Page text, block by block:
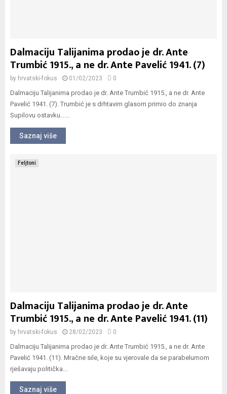
Dalmaciju Talijanima prodao je dr. Ante
Trumbić 1915., a ne dr. Ante Pavelić 1941. (7)
by hrvatski-fokus 01/02/2023 0
Dalmaciju Talijanima prodao je dr. Ante Trumbić 1915., a ne dr. Ante
Pavelić 1941. (7). Trumbić je s drhtavim glasom primio do znanja
Supilovu ostavku…...
Saznaj više
Feljtoni
Dalmaciju Talijanima prodao je dr. Ante
Trumbić 1915., a ne dr. Ante Pavelić 1941. (11)
by hrvatski-fokus 28/02/2023 0
Dalmaciju Talijanima prodao je dr. Ante Trumbić 1915., a ne dr. Ante
Pavelić 1941. (11). Mračne sile, koje su vjerovale da se parabelumom
rješavaju politička...
Saznaj više